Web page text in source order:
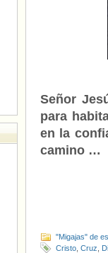
Señor
para
en la
camino …
"Migajas" de
Cristo Cruz